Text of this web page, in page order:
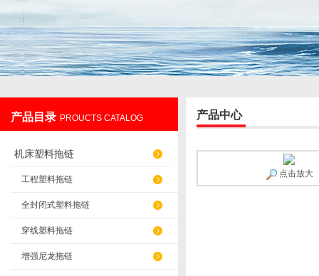
产品目录 PROUCTS CATALOG
机床塑料拖链
工程塑料拖链
全封闭式塑料拖链
穿线塑料拖链
增强尼龙拖链
产品中心
点击放大